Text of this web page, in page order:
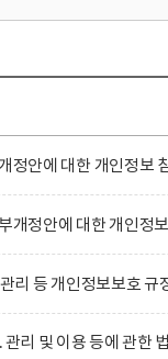
정안에 대한 개인정보
개정안에 대한 개인정
리 등 개인정보보호
관리 및 이용 등에 관